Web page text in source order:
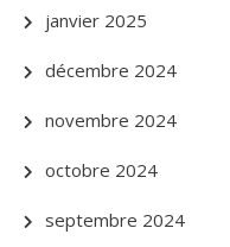
janvier 2025
décembre 2024
novembre 2024
octobre 2024
septembre 2024